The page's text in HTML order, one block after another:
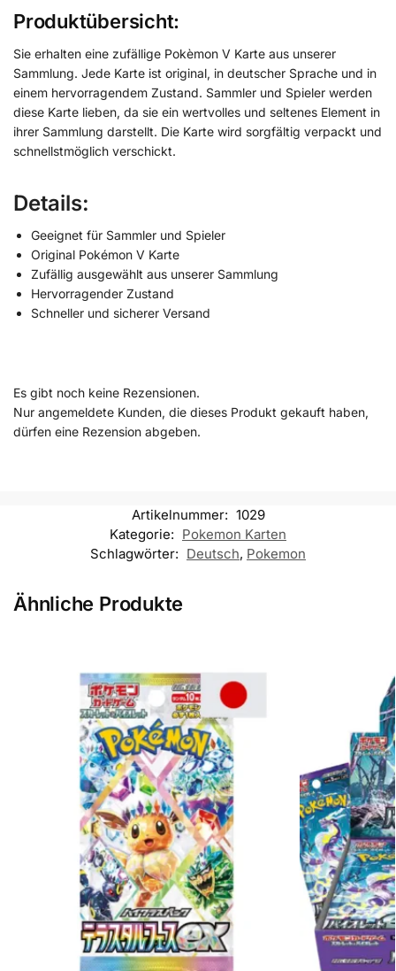
Produktübersicht:
Sie erhalten eine zufällige Pokèmon V Karte aus unserer
Sammlung. Jede Karte ist original, in deutscher Sprache und in
einem hervorragendem Zustand. Sammler und Spieler werden
diese Karte lieben, da sie ein wertvolles und seltenes Element in
ihrer Sammlung darstellt. Die Karte wird sorgfältig verpackt und
schnellstmöglich verschickt.
Details:
Geeignet für Sammler und Spieler
Original Pokémon V Karte
Zufällig ausgewählt aus unserer Sammlung
Hervorragender Zustand
Schneller und sicherer Versand
Es gibt noch keine Rezensionen.
Nur angemeldete Kunden, die dieses Produkt gekauft haben,
dürfen eine Rezension abgeben.
Artikelnummer: 1029
Kategorie: Pokemon Karten
Schlagwörter: Deutsch, Pokemon
Ähnliche Produkte